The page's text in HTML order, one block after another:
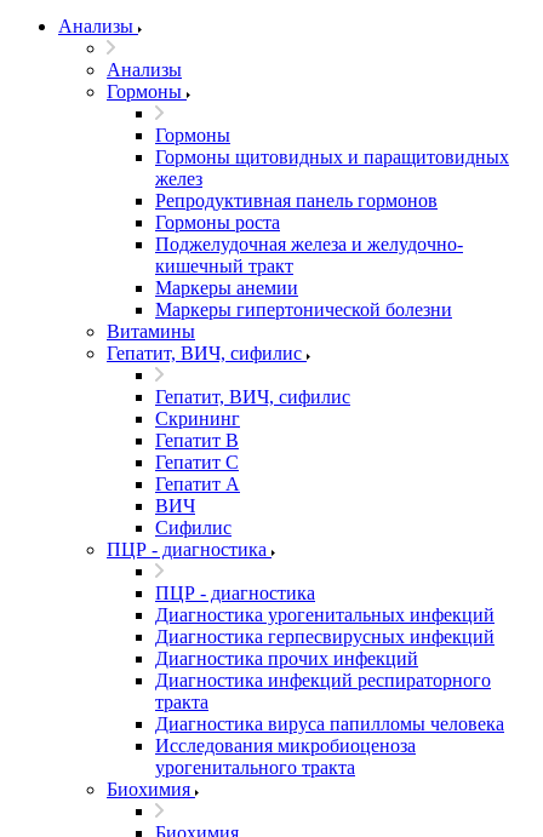
Анализы
Анализы
Гормоны
Гормоны
Гормоны щитовидных и паращитовидных
желез
Репродуктивная панель гормонов
Гормоны роста
Поджелудочная железа и желудочно-
кишечный тракт
Маркеры анемии
Маркеры гипертонической болезни
Витамины
Гепатит, ВИЧ, сифилис
Гепатит, ВИЧ, сифилис
Скрининг
Гепатит В
Гепатит С
Гепатит А
ВИЧ
Сифилис
ПЦР - диагностика
ПЦР - диагностика
Диагностика урогенитальных инфекций
Диагностика герпесвирусных инфекций
Диагностика прочих инфекций
Диагностика инфекций респираторного
тракта
Диагностика вируса папилломы человека
Исследования микробиоценоза
урогенитального тракта
Биохимия
Биохимия